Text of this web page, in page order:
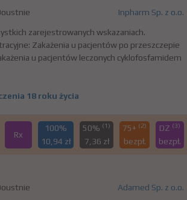
Inpharm Sp. z o.o.
zarejestrowanych wskazaniach.
Zakażenia u pacjentów po przeszczepie
u pacjentów leczonych cyklofosfamidem
18 roku życia
Rx
100%
10,94 zł
50% (1)
7,36 zł
75+ (2)
bezpł.
DZ (3)
bezpł.
Adamed Sp. z o.o.